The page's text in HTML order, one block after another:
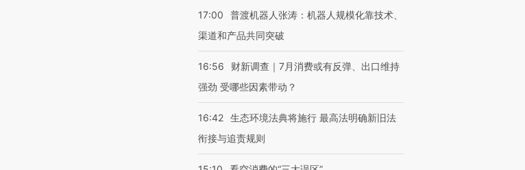
17:00
普渡机器人张涛：机器人规模化靠技术、
渠道和产品共同突破
16:56
财新调查｜7月消费或有反弹、出口维持
强劲 受哪些因素带动？
16:42 生态环境法典将施行 最高法明确新旧法
衔接与追责规则